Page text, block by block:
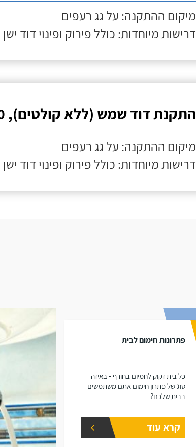
מיקום ההתקנה: על גג רעפים
דרישות מיוחדות: כולל פירוק ופינוי דוד ישן
התקנת דוד שמש (ללא קולטים), 80 ליטר
מיקום ההתקנה: על גג רעפים
דרישות מיוחדות: כולל פירוק ופינוי דוד ישן
פתרונות חימום לבית
כל בית זקוק לחמיום בחורף - באיזה
סוג של פתרון חימום אתם משתמשים
בבית שלכם?
קרא עוד